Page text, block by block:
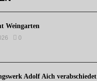
Weingarten
0
Adolf Aich verabschiedet